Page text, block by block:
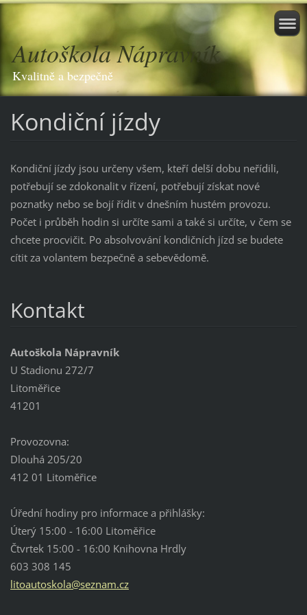
Autoškola Nápravník
Kvalitně a bezpečně
Kondiční jízdy
Kondiční jízdy jsou určeny všem, kteří delší dobu neřídili,
potřebují se zdokonalit v řízení, potřebují získat nové
poznatky nebo se bojí řídit v dnešním hustém provozu.
Počet i průběh hodin si určíte sami a také si určíte, v čem se
chcete procvičit. Po absolvování kondičních jízd se budete
cítit za volantem bezpečně a sebevědomě.
Kontakt
Autoškola Nápravník
U Stadionu 272/7
Litoměřice
41201
Provozovna:
Dlouhá 205/20
412 01 Litoměřice
Úřední hodiny pro informace a přihlášky:
Úterý 15:00 - 16:00 Litoměřice
Čtvrtek 15:00 - 16:00 Knihovna Hrdly
603 308 145
litoautoskola@seznam.cz